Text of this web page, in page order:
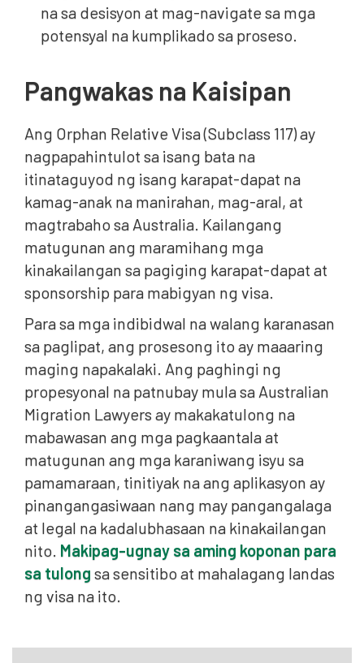
na sa desisyon at mag-navigate sa mga
potensyal na kumplikado sa proseso.
Pangwakas na Kaisipan
Ang Orphan Relative Visa (Subclass 117) ay
nagpapahintulot sa isang bata na
itinataguyod ng isang karapat-dapat na
kamag-anak na manirahan, mag-aral, at
magtrabaho sa Australia. Kailangang
matugunan ang maramihang mga
kinakailangan sa pagiging karapat-dapat at
sponsorship para mabigyan ng visa.
Para sa mga indibidwal na walang karanasan
sa paglipat, ang prosesong ito ay maaaring
maging napakalaki. Ang paghingi ng
propesyonal na patnubay mula sa Australian
Migration Lawyers ay makakatulong na
mabawasan ang mga pagkaantala at
matugunan ang mga karaniwang isyu sa
pamamaraan, tinitiyak na ang aplikasyon ay
pinangangasiwaan nang may pangangalaga
at legal na kadalubhasaan na kinakailangan
nito. Makipag-ugnay sa aming koponan para
sa tulong sa sensitibo at mahalagang landas
ng visa na ito.